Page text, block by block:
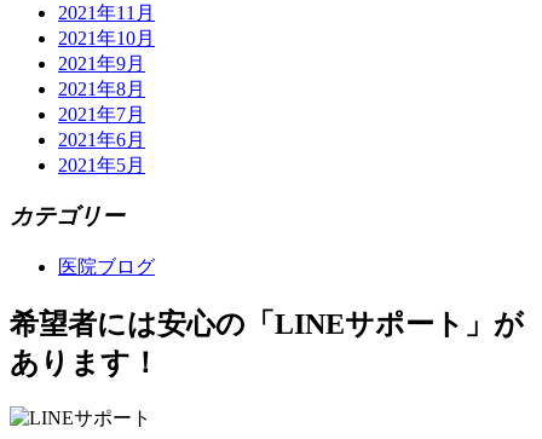
2021年11月
2021年10月
2021年9月
2021年8月
2021年7月
2021年6月
2021年5月
カテゴリー
医院ブログ
希望者には安心の「LINEサポート」が
あります！